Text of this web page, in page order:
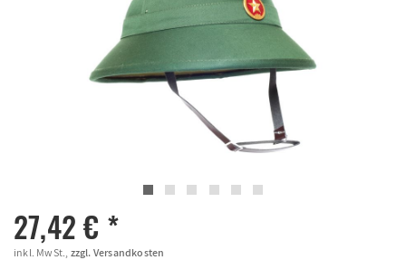
27,42 € *
inkl. MwSt., zzgl. Versandkosten